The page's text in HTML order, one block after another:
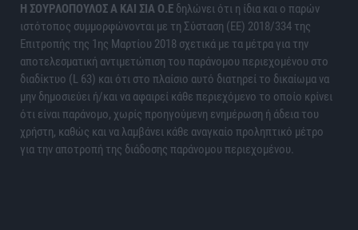
H ΣΟΥΡΛΟΠΟΥΛΟΣ Α ΚΑΙ ΣΙΑ Ο.Ε δηλώνει ότι η ίδια και ο παρών
ιστότοπος συμμορφώνονται με τη Σύσταση (ΕΕ) 2018/334 της
Επιτροπής της 1ης Μαρτίου 2018 σχετικά με τα μέτρα για την
αποτελεσματική αντιμετώπιση του παράνομου περιεχομένου στο
διαδίκτυο (L 63) και ότι στο πλαίσιο αυτό διατηρεί το δικαίωμα να
μην δημοσιεύει ή/και να αφαιρεί κάθε περιεχόμενο το οποίο κρίνει
ότι είναι παράνομο, χωρίς προηγούμενη ενημέρωση ή άδεια του
χρήστη, καθώς και να λαμβάνει κάθε αναγκαίο προληπτικό μέτρο
για την αποτροπή της διάδοσης παράνομου περιεχομένου.